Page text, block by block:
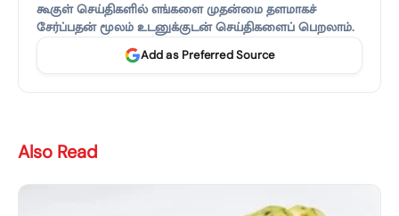
கூகுள் செய்திகளில் எங்களை முதன்மை தளமாகச்
சேர்ப்பதன் மூலம் உடனுக்குடன் செய்திகளைப் பெறலாம்.
Add as Preferred Source
Also Read